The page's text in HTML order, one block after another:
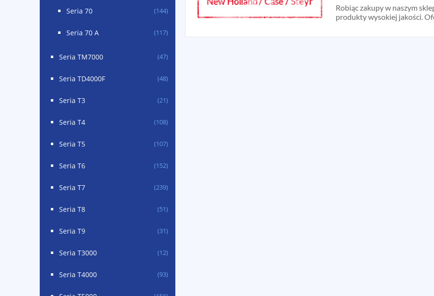
Seria 70 (144)
Seria 70 A (117)
Seria TM7000 (47)
Seria TD4000F (48)
Seria T3 (21)
Seria T4 (108)
Seria T5 (107)
Seria T6 (152)
Seria T7 (239)
Seria T8 (51)
Seria T9 (31)
Seria T3000 (12)
Seria T4000 (93)